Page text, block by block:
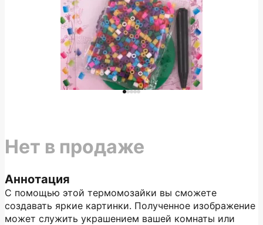
Аннотация
С помощью этой термомозайки вы сможете
создавать яркие картинки. Полученное изображение
может служить украшением вашей комнаты или
Нет в продаже